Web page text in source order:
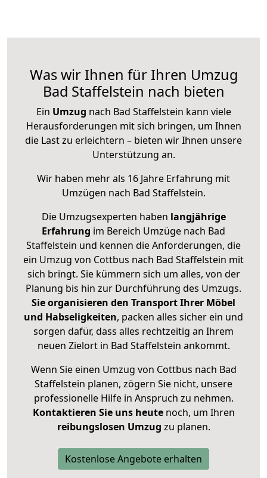
Was wir Ihnen für Ihren Umzug
Bad Staffelstein nach bieten
Ein Umzug nach Bad Staffelstein kann viele
Herausforderungen mit sich bringen, um Ihnen
die Last zu erleichtern – bieten wir Ihnen unsere
Unterstützung an.
Wir haben mehr als 16 Jahre Erfahrung mit
Umzügen nach Bad Staffelstein.
Die Umzugsexperten haben langjährige
Erfahrung im Bereich Umzüge nach Bad
Staffelstein und kennen die Anforderungen, die
ein Umzug von Cottbus nach Bad Staffelstein mit
sich bringt. Sie kümmern sich um alles, von der
Planung bis hin zur Durchführung des Umzugs.
Sie organisieren den Transport Ihrer Möbel
und Habseligkeiten, packen alles sicher ein und
sorgen dafür, dass alles rechtzeitig an Ihrem
neuen Zielort in Bad Staffelstein ankommt.
Wenn Sie einen Umzug von Cottbus nach Bad
Staffelstein planen, zögern Sie nicht, unsere
professionelle Hilfe in Anspruch zu nehmen.
Kontaktieren Sie uns heutenoch, um Ihren
reibungslosen Umzug zu planen.
Kostenlose Angebote erhalten